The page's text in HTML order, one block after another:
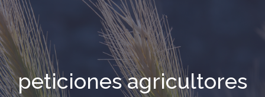
peticiones agricultores